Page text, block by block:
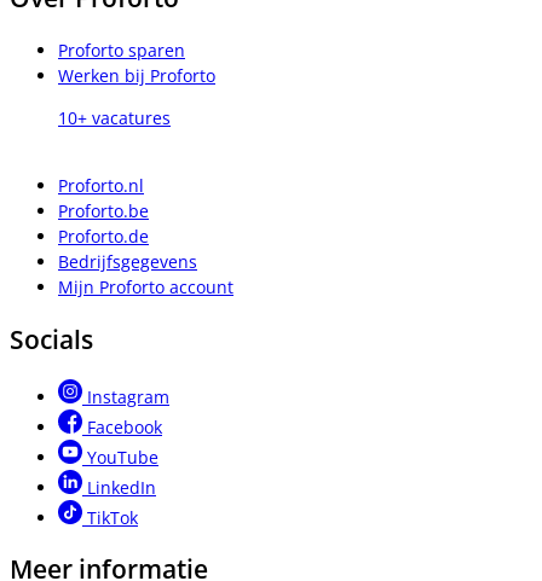
Proforto sparen
Werken bij Proforto
10+ vacatures
Proforto.nl
Proforto.be
Proforto.de
Bedrijfsgegevens
Mijn Proforto account
Socials
Instagram
Facebook
YouTube
LinkedIn
TikTok
Meer informatie